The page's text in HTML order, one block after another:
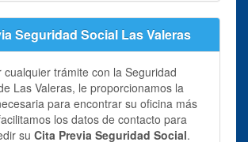
Seguridad Social Las Valeras
cualquier trámite con la Seguridad
Las Valeras, le proporcionamos la
para encontrar su oficina más
los datos de contacto para
su Cita Previa Seguridad Social.